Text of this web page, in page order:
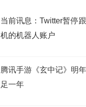
当前讯息：Twitter暂停
机的机器人账户
腾讯手游《玄中记》明
足一年